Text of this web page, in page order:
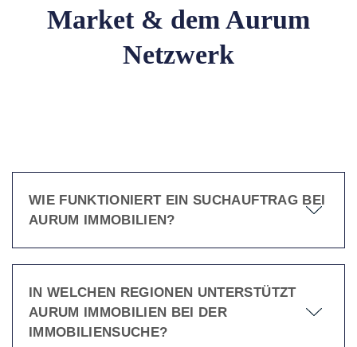
Market & dem Aurum
Netzwerk
WIE FUNKTIONIERT EIN SUCHAUFTRAG BEI
AURUM IMMOBILIEN?
IN WELCHEN REGIONEN UNTERSTÜTZT
AURUM IMMOBILIEN BEI DER
IMMOBILIENSUCHE?